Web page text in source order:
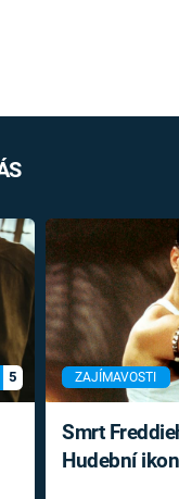
5 ZAJÍMAVOSTI
Smrt
Hudební